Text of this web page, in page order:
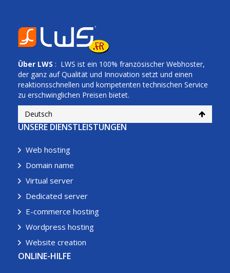
Über LWS : LWS ist ein 100% französischer Webhoster,
der ganz auf Qualität und Innovation setzt und einen
reaktionsschnellen und kompetenten technischen Service
zu erschwinglichen Preisen bietet.
Deutsch
UNSERE DIENSTLEISTUNGEN
Web hosting
Domain name
Virtual server
Dedicated server
E-commerce hosting
Wordpress hosting
Website creation
ONLINE-HILFE